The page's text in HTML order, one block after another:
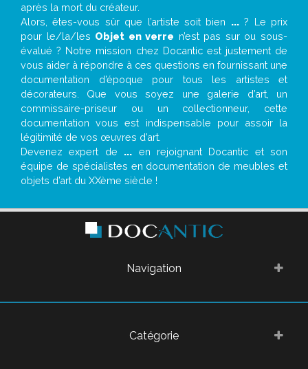
après la mort du créateur.
Alors, êtes-vous sûr que l’artiste soit bien ...? Le prix
pour le/la/les Objet en verre n’est pas sur ou sous-
évalué ? Notre mission chez Docantic est justement de
vous aider à répondre à ces questions en fournissant une
documentation d’époque pour tous les artistes et
décorateurs. Que vous soyez une galerie d’art, un
commissaire-priseur ou un collectionneur, cette
documentation vous est indispensable pour assoir la
légitimité de vos œuvres d’art.
Devenez expert de ... en rejoignant Docantic et son
équipe de spécialistes en documentation de meubles et
objets d’art du XXème siècle !
Navigation
Catégorie